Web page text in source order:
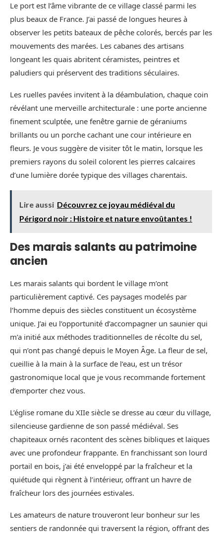
Le port est l’âme vibrante de ce village classé parmi les
plus beaux de France. J’ai passé de longues heures à
observer les petits bateaux de pêche colorés, bercés par les
mouvements des marées. Les cabanes des artisans
longeant les quais abritent céramistes, peintres et
paludiers qui préservent des traditions séculaires.
Les ruelles pavées invitent à la déambulation, chaque coin
révélant une merveille architecturale : une porte ancienne
finement sculptée, une fenêtre garnie de géraniums
brillants ou un porche cachant une cour intérieure en
fleurs. Je vous suggère de visiter tôt le matin, lorsque les
premiers rayons du soleil colorent les pierres calcaires
d’une lumière dorée typique des villages charentais.
Lire aussi Découvrez ce joyau médiéval du
Périgord noir : Histoire et nature envoûtantes !
Des marais salants au patrimoine
ancien
Les marais salants qui bordent le village m’ont
particulièrement captivé. Ces paysages modelés par
l’homme depuis des siècles constituent un écosystème
unique. J’ai eu l’opportunité d’accompagner un saunier qui
m’a initié aux méthodes traditionnelles de récolte du sel,
qui n’ont pas changé depuis le Moyen Âge. La fleur de sel,
cueillie à la main à la surface de l’eau, est un trésor
gastronomique local que je vous recommande fortement
d’emporter chez vous.
L’église romane du XIIe siècle se dresse au cœur du village,
silencieuse gardienne de son passé médiéval. Ses
chapiteaux ornés racontent des scènes bibliques et laïques
avec une profondeur frappante. En franchissant son lourd
portail en bois, j’ai été enveloppé par la fraîcheur et la
quiétude qui règnent à l’intérieur, offrant un havre de
fraîcheur lors des journées estivales.
Les amateurs de nature trouveront leur bonheur sur les
sentiers de randonnée qui traversent la région, offrant des